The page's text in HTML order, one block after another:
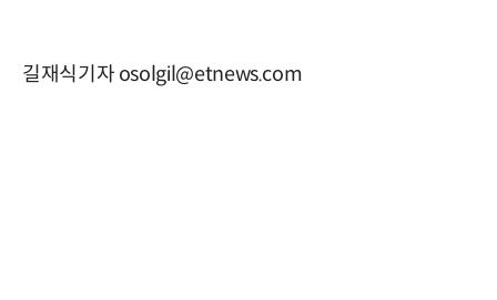
길재식기자 osolgil@etnews.com